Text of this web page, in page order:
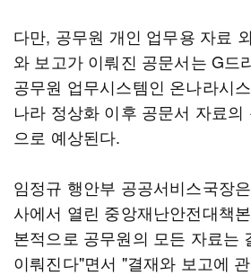
다만, 공무원 개인 업무용 자료
와 보고가 이뤄진 공문서는 G드
공무원 업무시스템인 온나라시
나라 정상화 이후 공문서 자료의
으로 예상된다.
임정규 행안부 공공서비스국장
사에서 열린 중앙재난안전대책
본적으로 공무원의 모든 자료는
이뤄진다"면서 "결재와 보고에